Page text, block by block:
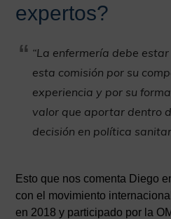
expertos?
“La enfermería debe
esta comisión por su
experiencia y por su
valor que aportar dentro
decisión en política
Esto que nos comenta Diego
con el movimiento
en 2018 y participado por la